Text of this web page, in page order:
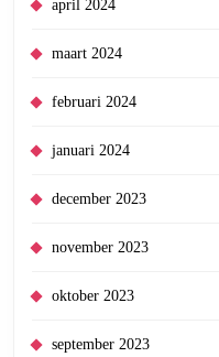
april 2024
maart 2024
februari 2024
januari 2024
december 2023
november 2023
oktober 2023
september 2023